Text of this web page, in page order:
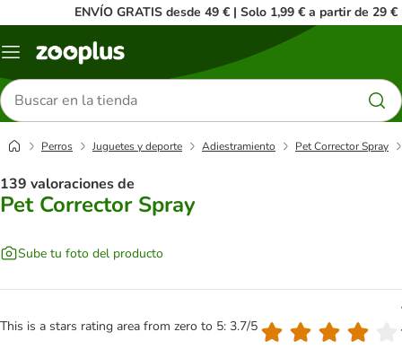
ENVÍO GRATIS desde 49 € | Solo 1,99 € a partir de 29 €
Menú
Buscar
productos
Perros Juguetes y deporte Adiestramiento Pet Corrector Spray
139 valoraciones de
Pet Corrector Spray
Sube tu foto del producto
This is a stars rating area from zero to 5: 3.7/5